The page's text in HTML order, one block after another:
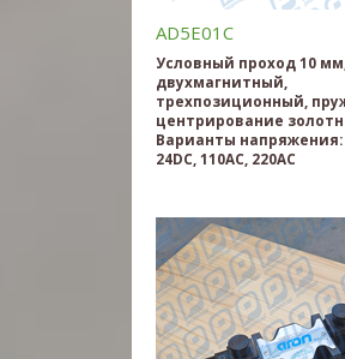
AD5E01C
Условный проход 10
двухмагнитный,
трехпозиционный,
центрирование
Варианты напряжения:
24DC, 110AC, 220AC